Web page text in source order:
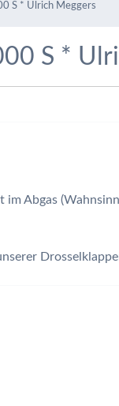
S * Ulrich Meggers
S *
im Abgas